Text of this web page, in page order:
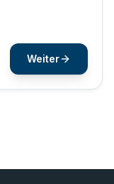
Weiter